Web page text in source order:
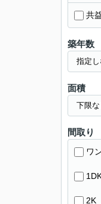
共
築年数
面積
間取り
ワ
2K